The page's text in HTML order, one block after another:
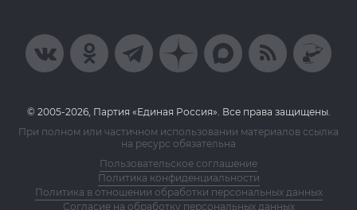
© 2005-2026, Партия «Единая Россия». Все права защищены.
При полном или частичном использовании материалов ссылка
на ресурс обязательна
Пользовательское соглашение
Политика конфиденциальности
Политика в отношении обработки персональных данных
Согласие на обработку персональных данных